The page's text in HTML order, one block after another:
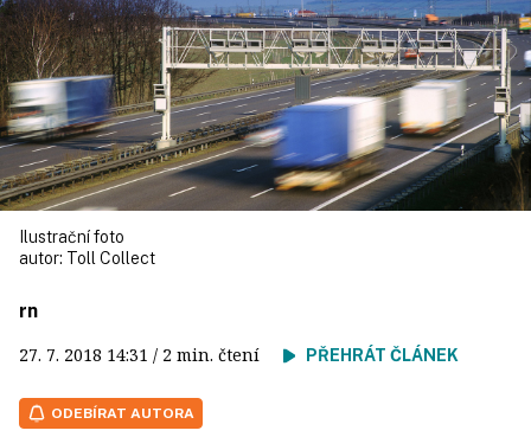
Ilustrační foto
autor: Toll Collect
rn
27. 7. 2018 14:31 / 2 min. čtení PŘEHRÁT ČLÁNEK
ODEBÍRAT AUTORA